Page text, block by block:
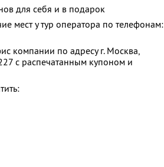
для себя и в подарок
мест у тур оператора по телефонам:
компании по адресу г. Москва,
с распечатанным купоном и